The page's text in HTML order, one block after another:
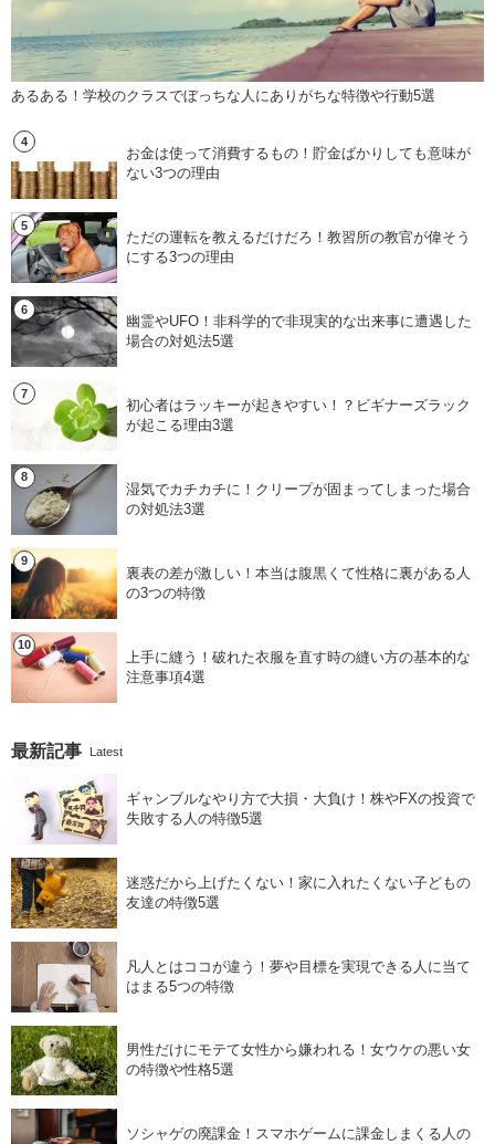
あるある！学校のクラスでぼっちな人にありがちな特徴や行動5選
お金は使って消費するもの！貯金ばかりしても意味が
ない3つの理由
ただの運転を教えるだけだろ！教習所の教官が偉そう
にする3つの理由
幽霊やUFO！非科学的で非現実的な出来事に遭遇した
場合の対処法5選
初心者はラッキーが起きやすい！？ビギナーズラック
が起こる理由3選
湿気でカチカチに！クリープが固まってしまった場合
の対処法3選
裏表の差が激しい！本当は腹黒くて性格に裏がある人
の3つの特徴
上手に縫う！破れた衣服を直す時の縫い方の基本的な
注意事項4選
最新記事 Latest
ギャンブルなやり方で大損・大負け！株やFXの投資で
失敗する人の特徴5選
迷惑だから上げたくない！家に入れたくない子どもの
友達の特徴5選
凡人とはココが違う！夢や目標を実現できる人に当て
はまる5つの特徴
男性だけにモテて女性から嫌われる！女ウケの悪い女
の特徴や性格5選
ソシャゲの廃課金！スマホゲームに課金しまくる人の